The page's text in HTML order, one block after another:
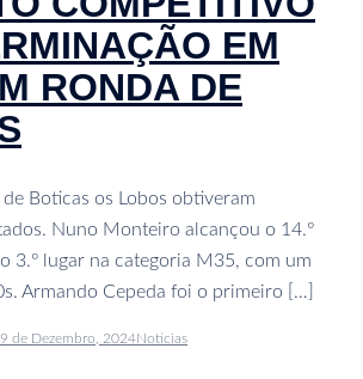
EM
RONDA DE
de Boticas os Lobos obtiveram
Nuno Monteiro alcançou o 14.º
3.º lugar na categoria M35, com um
Armando Cepeda foi o primeiro […]
9 de Dezembro, 2024Noticias